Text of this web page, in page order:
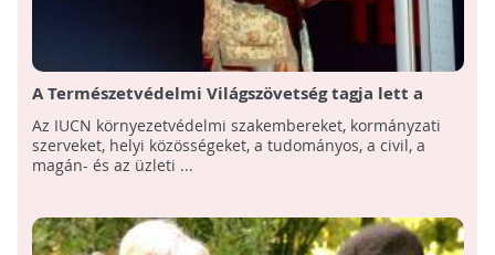
A Természetvédelmi Világszövetség tagja lett a
Jane Goodall Intézetek globális szervezete!
Az IUCN környezetvédelmi szakembereket, kormányzati
szerveket, helyi közösségeket, a tudományos, a civil, a
magán- és az üzleti ...